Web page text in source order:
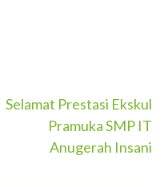
Selamat Prestasi Ekskul
Pramuka SMP IT
Anugerah Insani